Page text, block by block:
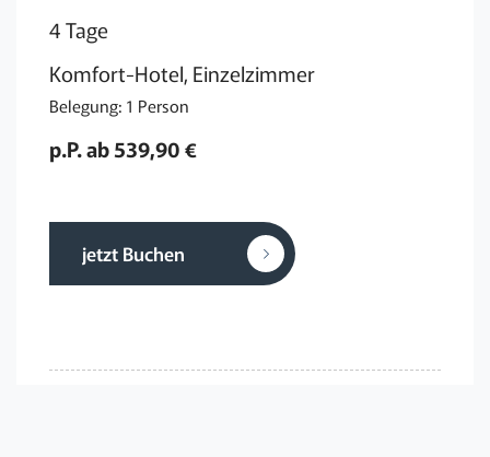
4 Tage
Komfort-Hotel, Einzelzimmer
Belegung: 1 Person
p.P. ab 539,90 €
jetzt Buchen